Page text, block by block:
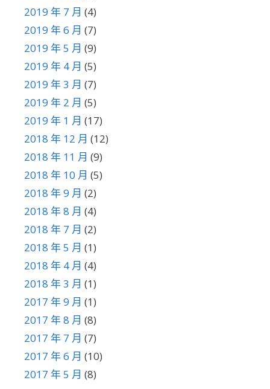
2019 年 7 月 (4)
2019 年 6 月 (7)
2019 年 5 月 (9)
2019 年 4 月 (5)
2019 年 3 月 (7)
2019 年 2 月 (5)
2019 年 1 月 (17)
2018 年 12 月 (12)
2018 年 11 月 (9)
2018 年 10 月 (5)
2018 年 9 月 (2)
2018 年 8 月 (4)
2018 年 7 月 (2)
2018 年 5 月 (1)
2018 年 4 月 (4)
2018 年 3 月 (1)
2017 年 9 月 (1)
2017 年 8 月 (8)
2017 年 7 月 (7)
2017 年 6 月 (10)
2017 年 5 月 (8)